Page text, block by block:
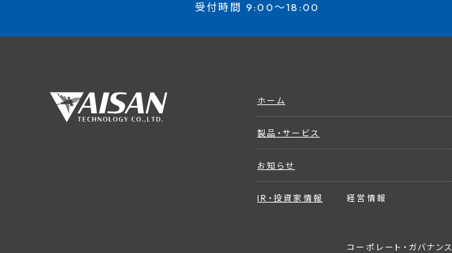
受付時間 9:00～18:00
ホーム
製品・サービス
お知らせ
IR・投資家情報 経営情報
コーポレート・ガバナンス